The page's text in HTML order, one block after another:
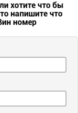
хотите что бы
напишите что
номер